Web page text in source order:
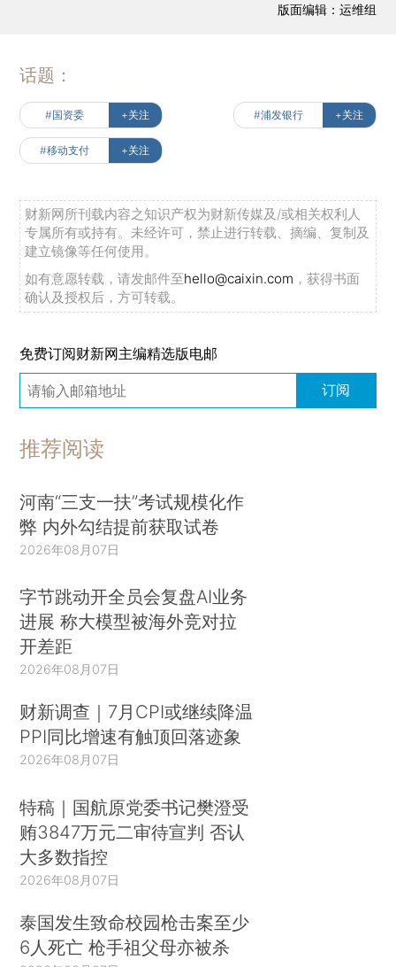
版面编辑：运维组
话题：
#国资委 +关注 #浦发银行 +关注
#移动支付 +关注
财新网所刊载内容之知识产权为财新传媒及/或相关权利人
专属所有或持有。未经许可，禁止进行转载、摘编、复制及
建立镜像等任何使用。
如有意愿转载，请发邮件至hello@caixin.com ，获得书面
确认及授权后，方可转载。
免费订阅财新网主编精选版电邮
订阅
推荐阅读
河南“三支一扶”考试规模化作
弊 内外勾结提前获取试卷
2026年08月07日
字节跳动开全员会复盘AI业务
进展 称大模型被海外竞对拉
开差距
2026年08月07日
财新调查｜7月CPI或继续降温
PPI同比增速有触顶回落迹象
2026年08月07日
特稿｜国航原党委书记樊澄受
贿3847万元二审待宣判 否认
大多数指控
2026年08月07日
泰国发生致命校园枪击案至少
6人死亡 枪手祖父母亦被杀